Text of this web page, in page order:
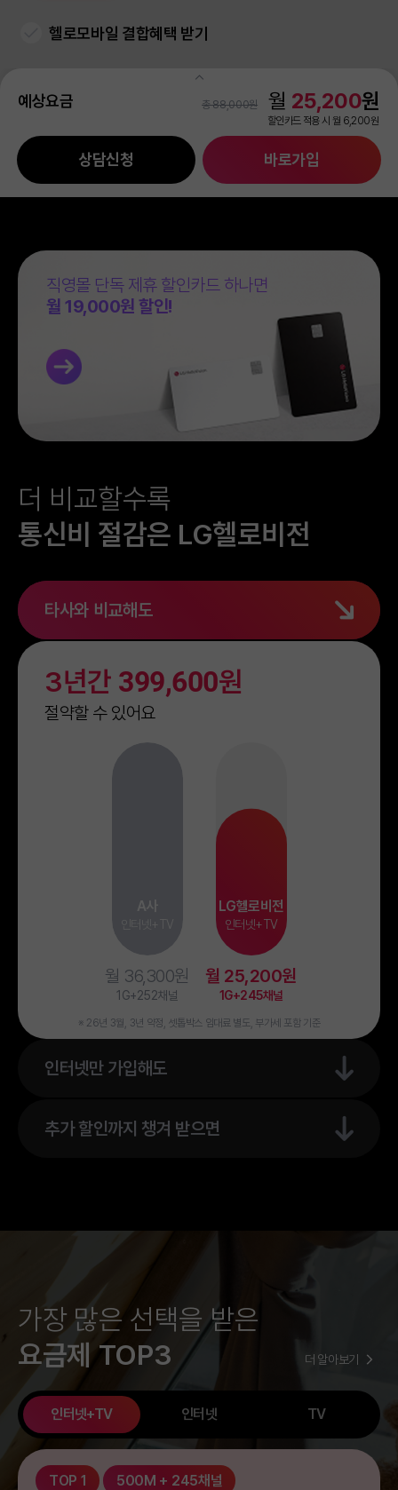
헬로모바일 결합혜택 받기
할인 전 금액 88,000원
인터넷 1G 플래티넘기가 WiFi+
53,900원
245채널 뉴베이직 34,100원
직영몰 총 할인 금액 -62,800원
직영몰 10% 추가 할인
-3,080원
약정할인
-26,070원
할인카드 적용시 월 25,200원 월6,200원
※ 3년 약정, TV회선당 셋톱박스 임대료(월 6,600원)별도, 할인카드 적용 기준(카드별 상이),
예상요금 총 88,000원 월 25,200원
할인카드 적용 시 월 6,200원
상담신청 바로가입
직영몰 단독 제휴 할인카드 하나면
월 19,000원 할인!
더 비교할수록
통신비 절감은 LG헬로비전
타사와 비교해도
3년간 399,600원
절약할 수 있어요
A사
인터넷+TV
월 36,300원
1G+252채널
LG헬로비전
인터넷+TV
월 25,200원
1G+245채널
※ 26년 3월, 3년 약정, 셋톱박스 임대료 별도, 부가세 포함 기준
인터넷만 가입해도
추가 할인까지 챙겨 받으면
가장 많은 선택을 받은
요금제 TOP3
더 알아보기
인터넷+TV 인터넷 TV
TOP 1 500M + 245채널